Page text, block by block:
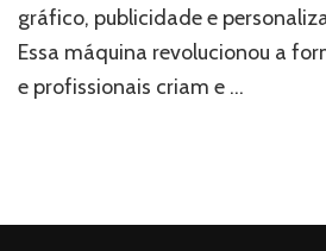
precisão
gráfico, publicidade e
Essa máquina revolucionou a
e profissionais criam e …